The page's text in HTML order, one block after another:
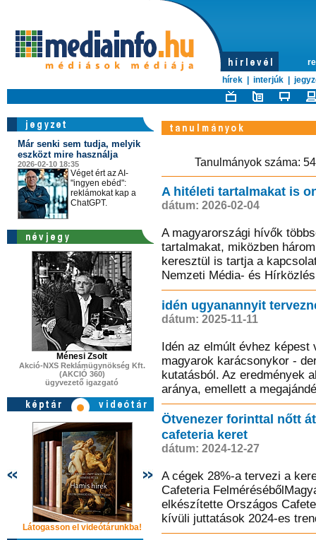
hírek
interjúk
Már senki sem tudja, melyik
eszközt mire használja
2026-02-10 18:35
Véget ért az AI-
"ingyen ebéd":
reklámokat kap a
ChatGPT.
Ménesi Zsolt
Akció-NXS Reklámügynökség Kft.
(AKCIÓ 360)
ügyvezető igazgató
Látogasson el videótárunkba! Látogasson el videótárunkba!
Tanulmányok
A hitéleti tartalmakat is
dátum: 2026-02-04
A magyarországi hívők
tartalmakat, miközben
keresztül is tartja a
Nemzeti Média- és
idén ugyanannyit
dátum: 2025-11-11
Idén az elmúlt évhez képest
magyarok karácsonykor -
kutatásból. Az eredmények
aránya, emellett a
Ötvenezer forinttal nőtt
cafeteria keret
dátum: 2024-12-27
A cégek 28%-a tervezi a
Cafeteria
elkészítette Országos
kívüli juttatások 2024-es